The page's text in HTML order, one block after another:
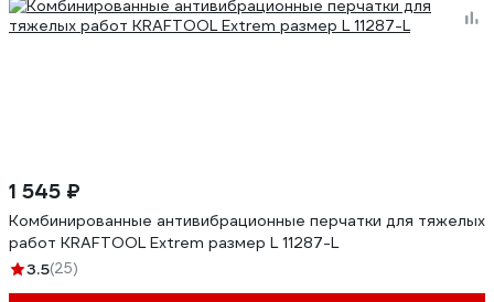
1 545 ₽
Комбинированные антивибрационные перчатки для тяжелых
работ KRAFTOOL Extrem размер L 11287-L
3.5(25)